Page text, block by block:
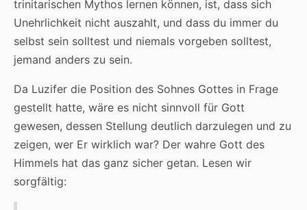
trinitarischen Mythos lernen können, ist, dass sich
Unehrlichkeit nicht auszahlt, und dass du immer du
selbst sein solltest und niemals vorgeben solltest,
jemand anders zu sein.
Da Luzifer die Position des Sohnes Gottes in Frage
gestellt hatte, wäre es nicht sinnvoll für Gott
gewesen, dessen Stellung deutlich darzulegen und zu
zeigen, wer Er wirklich war? Der wahre Gott des
Himmels hat das ganz sicher getan. Lesen wir
sorgfältig: